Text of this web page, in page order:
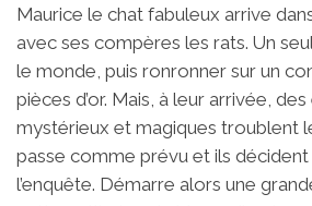
Maurice le chat fabuleux arrive
avec ses compères les rats. Un
le monde, puis ronronner sur un
pièces d’or. Mais, à leur arrivée,
mystérieux et magiques troublent
passe comme prévu et ils
l’enquête. Démarre alors une